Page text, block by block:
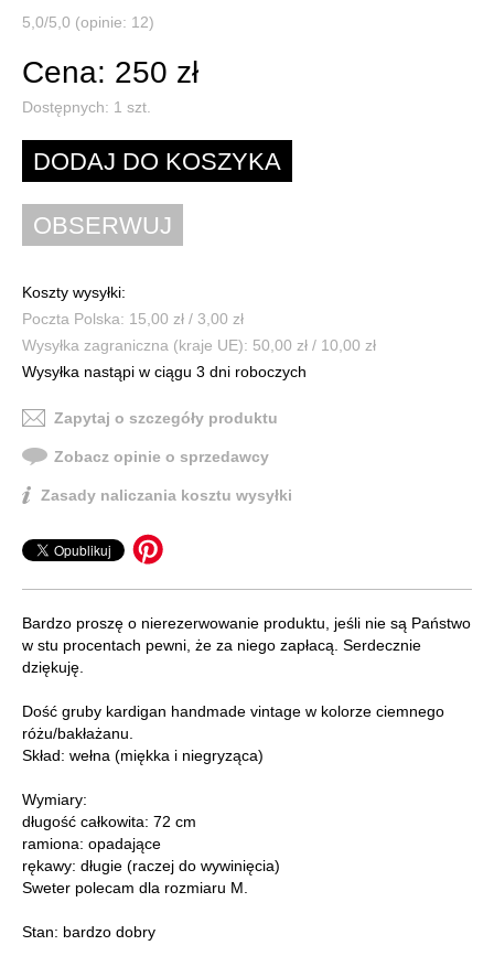
5,0/5,0 (opinie: 12)
Cena: 250 zł
Dostępnych: 1 szt.
Koszty wysyłki:
Poczta Polska: 15,00 zł / 3,00 zł
Wysyłka zagraniczna (kraje UE): 50,00 zł / 10,00 zł
Wysyłka nastąpi w ciągu 3 dni roboczych
Zapytaj o szczegóły produktu
Zobacz opinie o sprzedawcy
Zasady naliczania kosztu wysyłki
Bardzo proszę o nierezerwowanie produktu, jeśli nie są Państwo
w stu procentach pewni, że za niego zapłacą. Serdecznie
dziękuję.
Dość gruby kardigan handmade vintage w kolorze ciemnego
różu/bakłażanu.
Skład: wełna (miękka i niegryząca)
Wymiary:
długość całkowita: 72 cm
ramiona: opadające
rękawy: długie (raczej do wywinięcia)
Sweter polecam dla rozmiaru M.
Stan: bardzo dobry